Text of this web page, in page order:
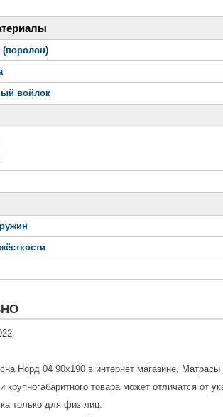
(поролон)
войлок
Норд 04 90x190 в интернет магазине. Матрасы
крупногабаритного товара может отличатся от
только для физ лиц.